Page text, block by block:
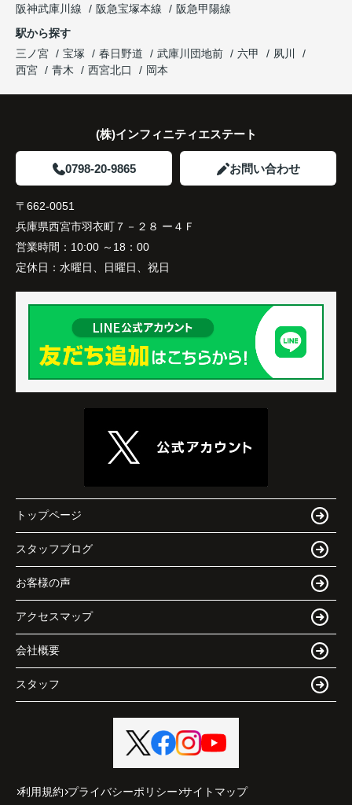
阪神武庫川線
阪急宝塚本線
阪急甲陽線
駅から探す
三ノ宮
宝塚 春日野道 武庫川団地前 六甲
夙川
西宮
青木 西宮北口 岡本
(株)インフィニティエステート
0798-20-9865 お問い合わせ
〒662-0051
兵庫県西宮市羽衣町７－２８ ー４Ｆ
営業時間： 10:00 ～18：00
定休日： 水曜日、日曜日、祝日
トップページ
スタッフブログ
お客様の声
アクセスマップ
会社概要
スタッフ
利用規約 プライバシーポリシー サイトマップ